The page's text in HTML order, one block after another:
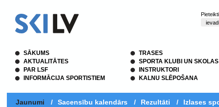
SĀKUMS
AKTUALITĀTES
PAR LSF
INFORMĀCIJA SPORTISTIEM
TRASES
SPORTA KLUBI UN SKOLAS
INSTRUKTORI
KALNU SLĒPOŠANA
Jaunumi / Sacensību kalendārs / Rezultāti / Izlases